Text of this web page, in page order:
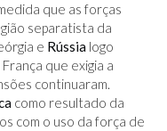
que as forças
separatista da
e Rússia logo
que exigia a
continuaram.
como resultado da
com o uso da força de